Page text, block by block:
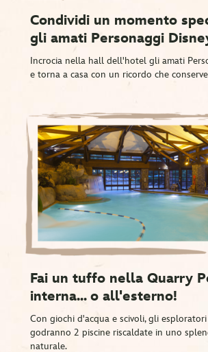
Condividi un momento
gli amati Personaggi
Incrocia nella hall dell'hotel gli amati
e torna a casa con un ricordo che
Fai un tuffo nella Quarry
interna... o all'esterno!
Con giochi d'acqua e scivoli, gli
godranno 2 piscine riscaldate in uno
naturale.